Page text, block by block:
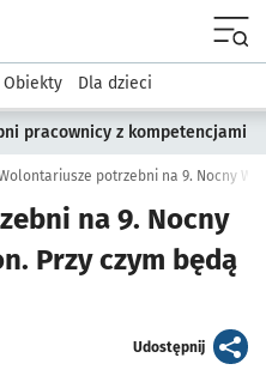
podserwis: Sport i rekreacja
Obiekty Dla dzieci
pracownicy z kompetencjami
na 9. Nocny
Przy czym będą
Udostępnijartykuł